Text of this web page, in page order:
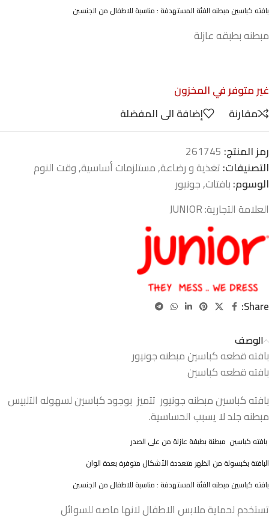
بافته كباسين مبطنه الفئة المستهدفة : مناسبة للاطفال من الجنسبن
مبطنه بطبقه عازلة
غير متوفر في المخزون
مقارنة
إضافة الى المفضلة
رمز المنتج: 261745
التصنيفات:تغذية و رضاعة,مستلزمات أساسية,وقت النوم
الوسوم:بافتات,جونيور
العلامة التجارية:JUNIOR
Share:
الوصف
بافته قطعه كباسين مبطنه جونيور
بافته قطعه كباسين
بافته كباسين مبطنه جونيور تتميز بوجود كباسين لسهوله التلبيس
مبطنه جلد لا يسبب الحساسية.
بافته كباسين مبطنة بطبقة عازلة من على الصدر
البافتة بكبسولة من الظهر متعددة الأشكال متوفرة بعدة الوان
بافته كباسين مبطنه الفئة المستهدفة : مناسبة للاطفال من الجنسبن
تستخدم لحماية ملابس الاطفال لانها ماصه للسوائل